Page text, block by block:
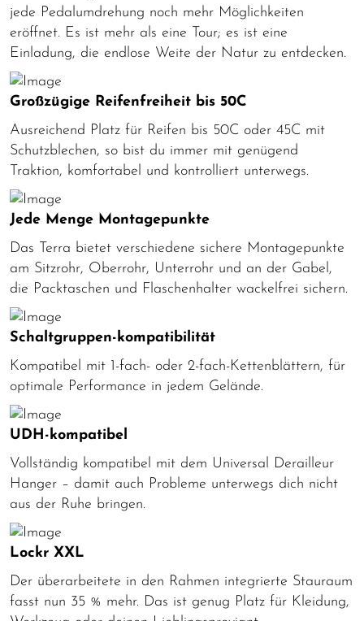
jede Pedalumdrehung noch mehr Möglichkeiten
eröffnet. Es ist mehr als eine Tour; es ist eine
Einladung, die endlose Weite der Natur zu entdecken.
Großzügige Reifenfreiheit bis 50C
Ausreichend Platz für Reifen bis 50C oder 45C mit
Schutzblechen, so bist du immer mit genügend
Traktion, komfortabel und kontrolliert unterwegs.
Jede Menge Montagepunkte
Das Terra bietet verschiedene sichere Montagepunkte
am Sitzrohr, Oberrohr, Unterrohr und an der Gabel,
die Packtaschen und Flaschenhalter wackelfrei sichern.
Schaltgruppen-kompatibilität
Kompatibel mit 1-fach- oder 2-fach-Kettenblättern, für
optimale Performance in jedem Gelände.
UDH-kompatibel
Vollständig kompatibel mit dem Universal Derailleur
Hanger – damit auch Probleme unterwegs dich nicht
aus der Ruhe bringen.
Lockr XXL
Der überarbeitete in den Rahmen integrierte Stauraum
fasst nun 35 % mehr. Das ist genug Platz für Kleidung,